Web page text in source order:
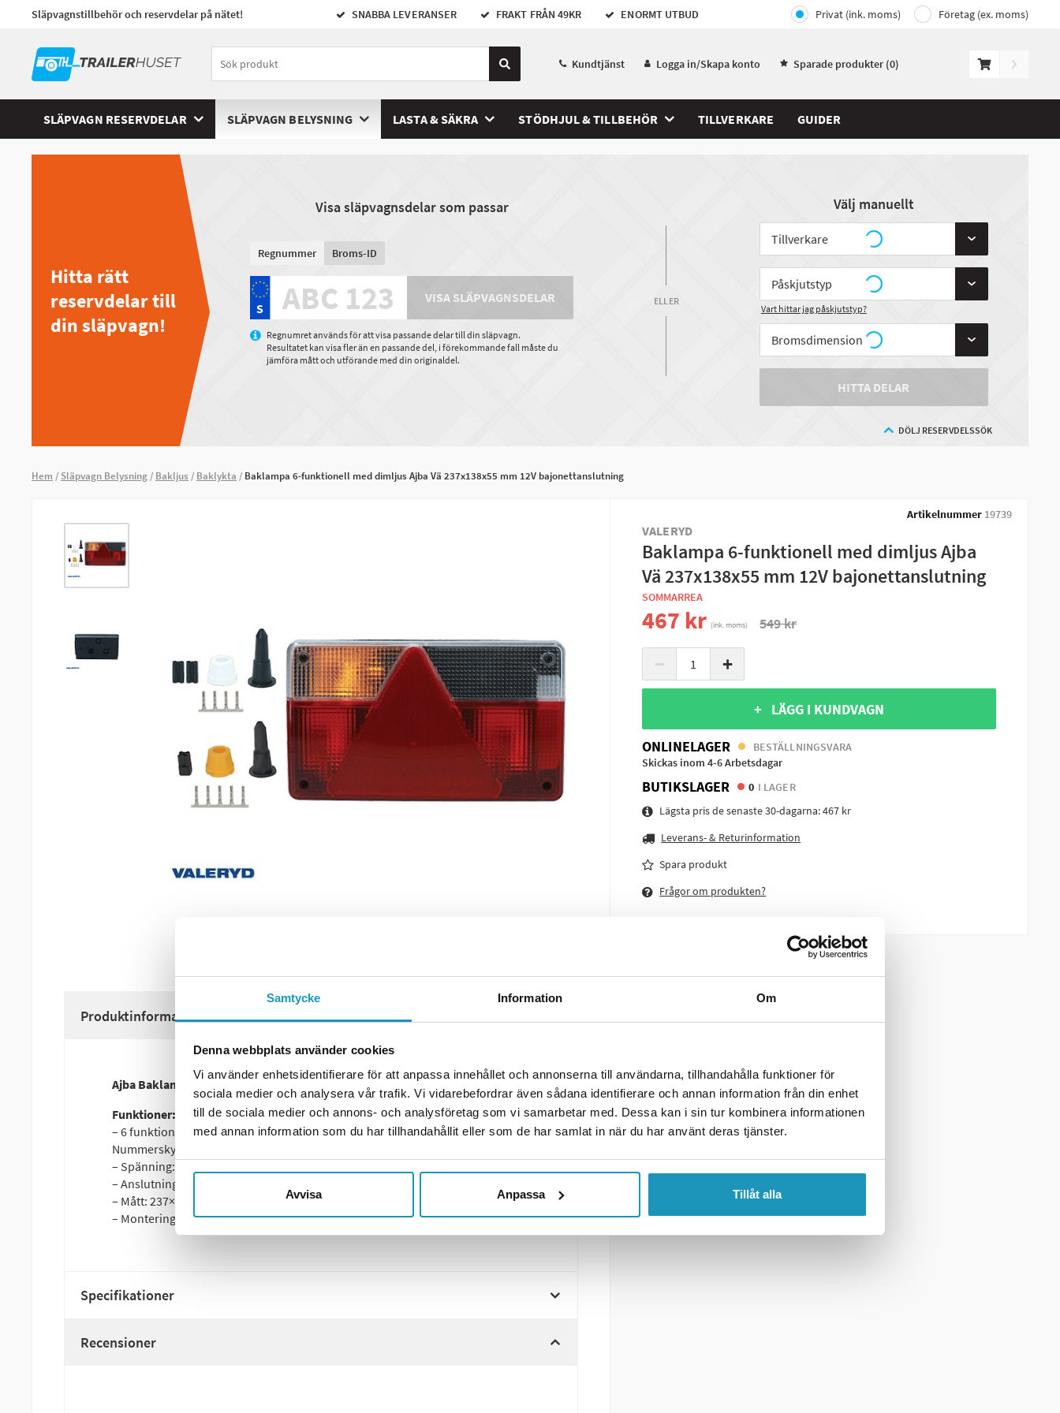
Samtycke Information Om
Denna webbplats använder cookies
Vi använder enhetsidentifierare för att anpassa innehållet och annonserna till användarna, tillhandahålla funktioner för
sociala medier och analysera vår trafik. Vi vidarebefordrar även sådana identifierare och annan information från din enhet
till de sociala medier och annons- och analysföretag som vi samarbetar med. Dessa kan i sin tur kombinera informationen
med annan information som du har tillhandahållit eller som de har samlat in när du har använt deras tjänster.
Avvisa Anpassa Tillåt alla
Släpvagnstillbehör och reservdelar på nätet! SNABBA LEVERANSER FRAKT FRÅN 49KR ENORMT UTBUD Privat (ink. moms) Företag (ex. moms)
Kundtjänst Logga in/Skapa konto Sparade produkter (0)
SLÄPVAGN RESERVDELAR SLÄPVAGN BELYSNING LASTA & SÄKRA STÖDHJUL & TILLBEHÖR TILLVERKARE GUIDER
Hitta rätt
reservdelar till
din släpvagn!
Visa släpvagnsdelar som passar
Regnummer Broms-ID
VISA SLÄPVAGNSDELAR
Regnumret används för att visa passande delar till din släpvagn.
Resultatet kan visa fler än en passande del, i förekommande fall måste du
jämföra mått och utförande med din originaldel.
ELLER
Välj manuellt
Vart hittar jag påskjutstyp?
HITTA DELAR
DÖLJ RESERVDELSSÖK
Hem Släpvagn Belysning Bakljus Baklykta Baklampa 6-funktionell med dimljus Ajba Vä 237x138x55 mm 12V bajonettanslutning
Artikelnummer 19739
VALERYD
Baklampa 6-funktionell med dimljus Ajba
Vä 237x138x55 mm 12V bajonettanslutning
SOMMARREA
467 kr (ink. moms) 549 kr
− +
+ LÄGG I KUNDVAGN
ONLINELAGER
BESTÄLLNINGSVARA
Skickas inom 4-6 Arbetsdagar
BUTIKSLAGER 0 I LAGER
Lägsta pris de senaste 30-dagarna:467 kr
Leverans- & Returinformation
Spara produkt
Frågor om produkten?
Produktinformation
Ajba Baklampa – 6-funktionell med dimljus, vänster, 237×138×55 mm, 12V
Funktioner:
– 6 funktioner: Positionsljus, Bromsljus, Blinkers, Reflex, Dimljus,
Nummerskyltsbelysning
– Spänning: 12V
– Anslutning: 5(4)-polig bajonett
– Mått: 237×138×55 mm
– Monteringsdetaljer: Sexkantsskruvar M5×20 mm + muttrar (medföljer)
Specifikationer
Recensioner